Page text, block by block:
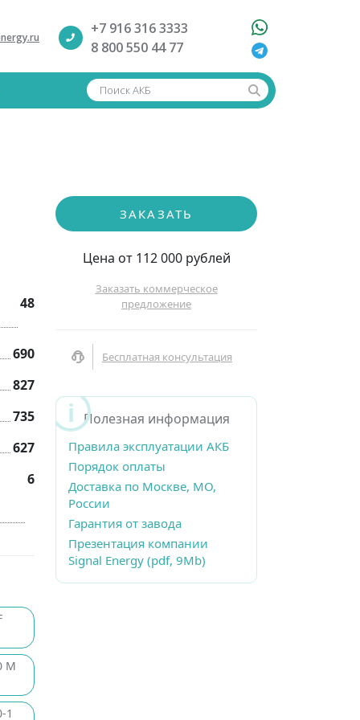
+7 916 316 3333
8 800 550 44 77
Поиск АКБ
48
690
827
735
627
M
1
6
ЗАКАЗАТЬ
Цена от 112 000 рублей
Заказать коммерческое
предложение
Бесплатная консультация
Полезная информация
Правила эксплуатации АКБ
Порядок оплаты
Доставка по Москве, МО,
России
Гарантия от завода
Презентация компании
Signal Energy (pdf, 9Mb)